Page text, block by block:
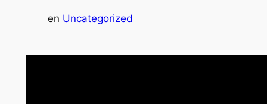
en Uncategorized